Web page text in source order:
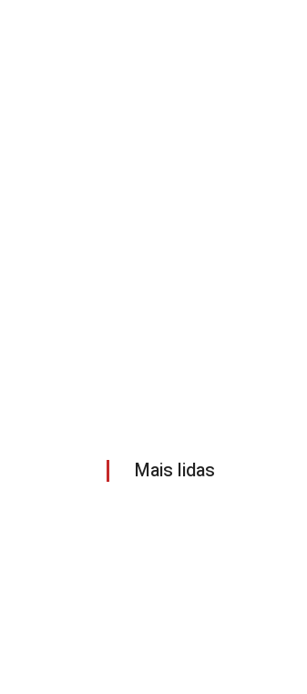
Mais lidas